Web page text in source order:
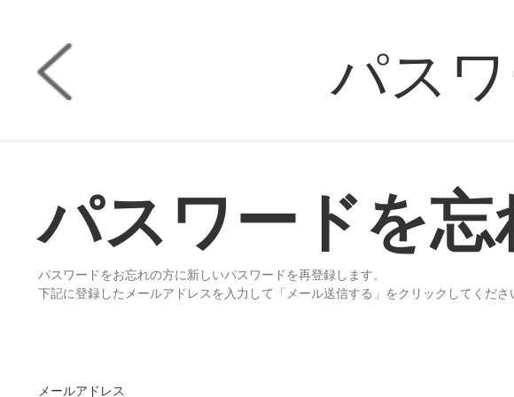
パス
パスワードを
パスワードをお忘れの方に新しいパスワードを再登録します。
下記に登録したメールアドレスを入力して「メール送信する」をクリックしてくださ
メールアドレス